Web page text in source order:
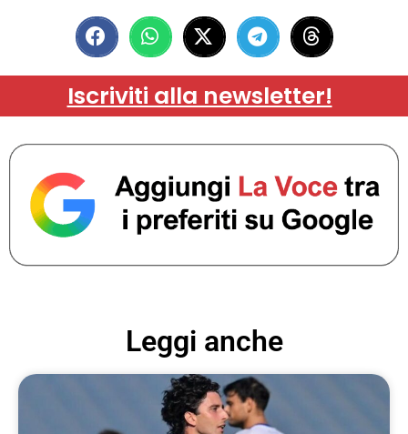
Iscriviti alla newsletter!
Leggi anche